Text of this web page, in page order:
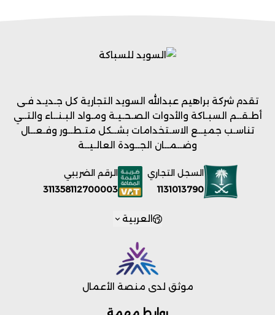
تقدم شركة براهيم عبدالله السويد التجارية كل جـديـد فـى
أطـقــم السبـاكة والأدوات الصـحـيـة ومـواد البـنــاء والتــي
تناسـب جميــع الاسـتخدامات بشــكل متـطــور وفـعــال
وضــمــان الجــودة العالـيــة
السجل التجاري
1131013790
الرقم الضريبي
311358112700003
العربية
موثق لدى منصة الأعمال